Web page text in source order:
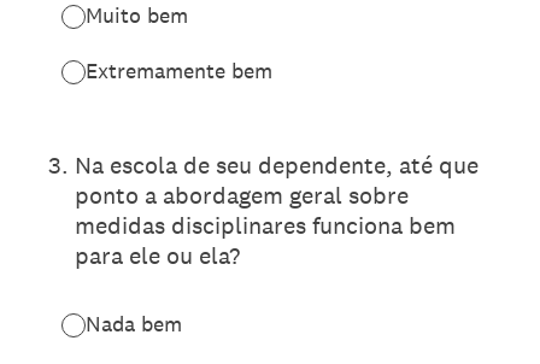
Muito bem
Extremamente bem
3. Na escola de seu dependente, até que
ponto a abordagem geral sobre
medidas disciplinares funciona bem
para ele ou ela?
Nada bem